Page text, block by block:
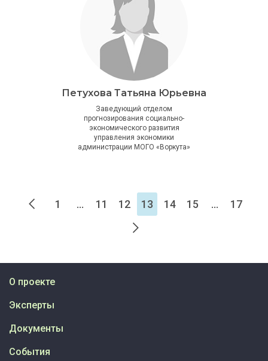
Петухова Татьяна Юрьевна
Заведующий отделом
прогнозирования социально-
экономического развития
управления экономики
администрации МОГО «Воркута»
1 ... 11 12 13 14 15 ... 17
О проекте
Эксперты
Документы
События